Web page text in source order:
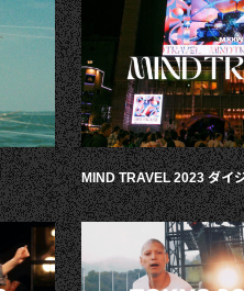
MIND TRAVEL 2023 ダイ